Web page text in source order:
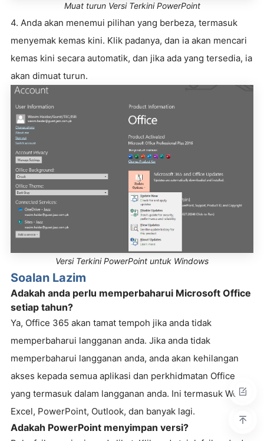
Muat turun Versi Terkini PowerPoint
4. Anda akan menemui pilihan yang berbeza, termasuk
menyemak kemas kini. Klik padanya, dan ia akan mencari
kemas kini secara automatik, dan jika ada yang tersedia, ia
akan dimuat turun.
Versi Terkini PowerPoint untuk Windows
Soalan Lazim
Adakah anda perlu memperbaharui Microsoft Office
setiap tahun?
Ya, Office 365 akan tamat tempoh jika anda tidak
memperbaharui langganan anda. Jika anda tidak
memperbaharui langganan anda, anda akan kehilangan
akses kepada semua aplikasi dan perkhidmatan Office
yang termasuk dalam langganan anda. Ini termasuk Word,
Excel, PowerPoint, Outlook, dan banyak lagi.
Adakah PowerPoint menyimpan versi?